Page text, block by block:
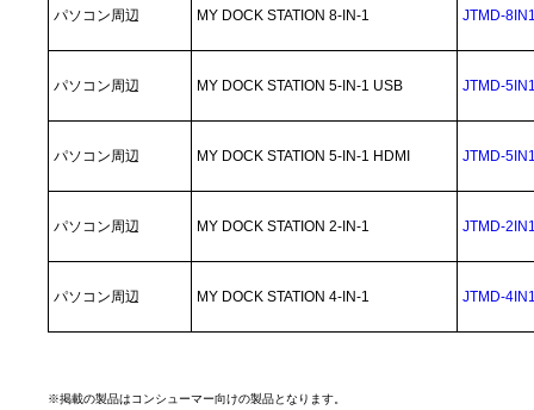
パソコン周辺 MY DOCK STATION 8-IN-1 JTMD-
パソコン周辺 MY DOCK STATION 5-IN-1 USB JTMD-
パソコン周辺 MY DOCK STATION 5-IN-1 HDMI JTMD-
パソコン周辺 MY DOCK STATION 2-IN-1 JTMD-
パソコン周辺 MY DOCK STATION 4-IN-1 JTMD-
※掲載の製品はコンシューマー向けの製品となります。